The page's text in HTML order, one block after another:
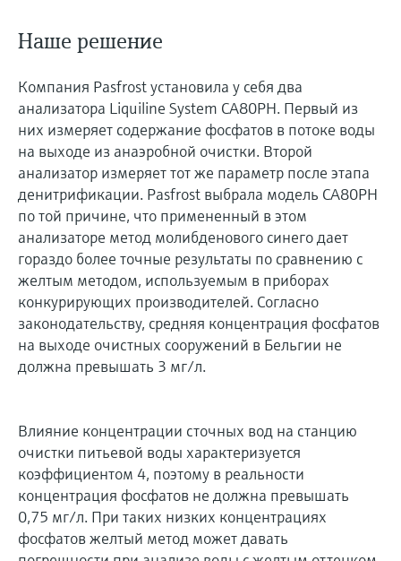
Наше решение
Компания Pasfrost установила у себя два
анализатора Liquiline System CA80PH. Первый из
них измеряет содержание фосфатов в потоке воды
на выходе из анаэробной очистки. Второй
анализатор измеряет тот же параметр после этапа
денитрификации. Pasfrost выбрала модель CA80PH
по той причине, что примененный в этом
анализаторе метод молибденового синего дает
гораздо более точные результаты по сравнению с
желтым методом, используемым в приборах
конкурирующих производителей. Согласно
законодательству, средняя концентрация фосфатов
на выходе очистных сооружений в Бельгии не
должна превышать 3 мг/л.
Влияние концентрации сточных вод на станцию
очистки питьевой воды характеризуется
коэффициентом 4, поэтому в реальности
концентрация фосфатов не должна превышать
0,75 мг/л. При таких низких концентрациях
фосфатов желтый метод может давать